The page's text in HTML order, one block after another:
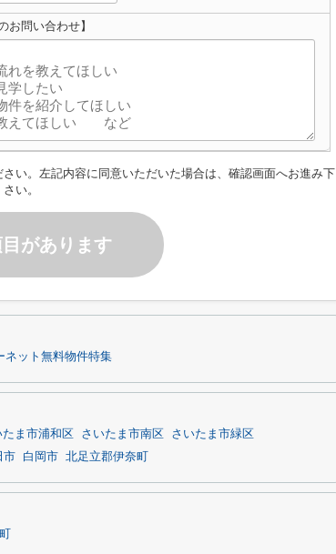
お問い合わせ】
さい。左記内容に同意いただいた場合は、確認画面へお進み下
さい。
があります
ネット無料物件特集
たま市浦和区 さいたま市南区
さいたま市緑区
市 白岡市 北足立郡伊奈町